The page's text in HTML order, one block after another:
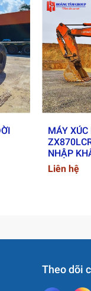
MÁY
NHẬP
Liên hệ
Theo dõi